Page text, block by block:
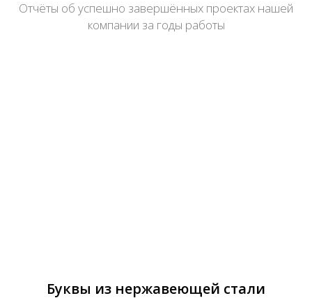
Отчёты об успешно завершённых проектах нашей
компании за годы работы
Буквы из нержавеющей стали